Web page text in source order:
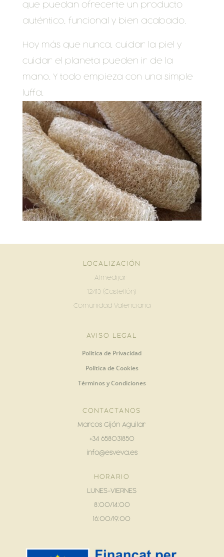
que puedan ofrecerte un producto
auténtico, funcional y bien acabado.
Hoy más que nunca, cuidar la piel y
cuidar el planeta pueden ir de la
mano. Y todo empieza con una simple
luffa.
LOCALIZACIÓN
Almedijar
12413 (Castellón)
Comunidad Valenciana
AVISO LEGAL
Política de Privacidad
Política de Cookies
Términos y Condiciones
CONTACTANOS
Marcos Gijón Aguilar
+34 658031850
info@esveva.es
HORARIO
LUNES-VIERNES
8:00/14:00
16:00/19:00